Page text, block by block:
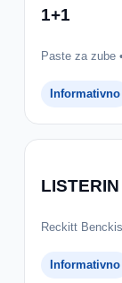
1+1
Paste za zube
Informativno
Reckitt
Informativno